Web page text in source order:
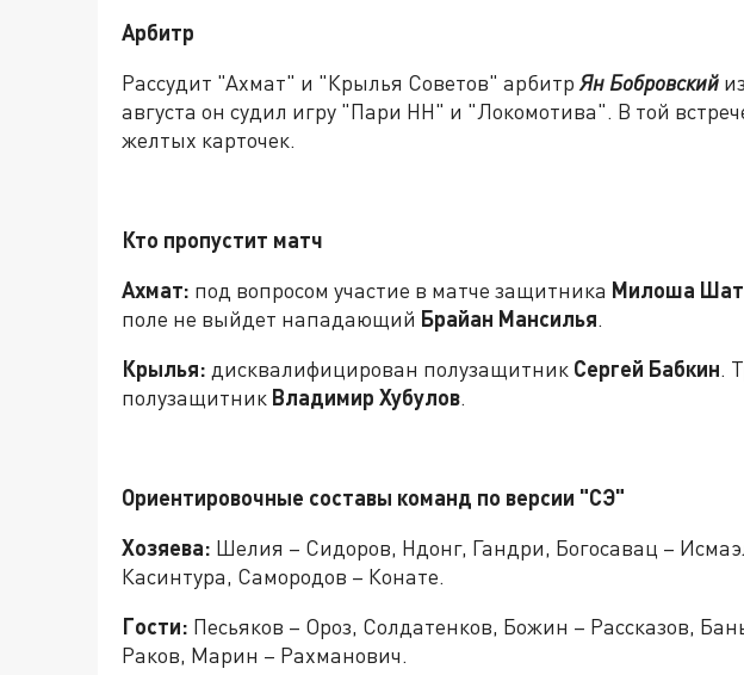
Арбитр
Рассудит "Ахмат" и "Крылья Советов" арбитр Ян Бобровский
августа он судил игру "Пари НН" и "Локомотива". В той
желтых карточек.
Кто пропустит матч
Ахмат: под вопросом участие в матче защитника Милоша
поле не выйдет нападающий Брайан Мансилья.
Крылья: дисквалифицирован полузащитник Сергей Бабкин.
полузащитник Владимир Хубулов.
Ориентировочные составы команд по версии "СЭ"
Хозяева: Шелия – Сидоров, Ндонг, Гандри, Богосавац –
Касинтура, Самородов – Конате.
Гости: Песьяков – Ороз, Солдатенков, Божин – Рассказов,
Раков, Марин – Рахманович.